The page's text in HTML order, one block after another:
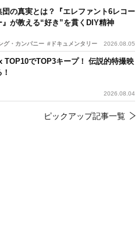
の真実とは？『エレファント6レコー
が教える“好き”を貫くDIY精神
グ・カンパニー #ドキュメンタリー 2026.08.05
TOP10でTOP3キープ！ 伝説的特撮映
2026.08.04
ピックアップ記事一覧